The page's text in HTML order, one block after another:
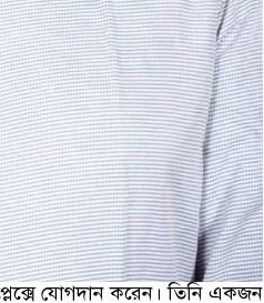
যোগদান করেন। তিনি একজন